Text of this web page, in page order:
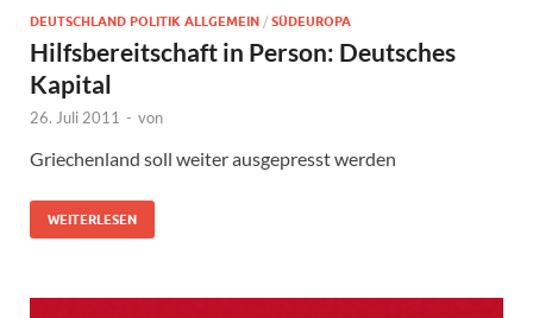
DEUTSCHLAND POLITIK ALLGEMEIN / SÜDEUROPA
Hilfsbereitschaft in Person: Deutsches
Kapital
26. Juli 2011 - von
Griechenland soll weiter ausgepresst werden
WEITERLESEN